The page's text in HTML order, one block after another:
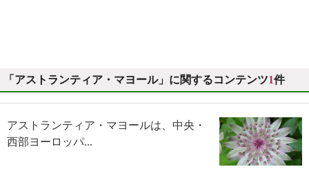
「アストランティア・マヨール」に関するコンテンツ1件
アストランティア・マヨールは、中央・
西部ヨーロッパ...